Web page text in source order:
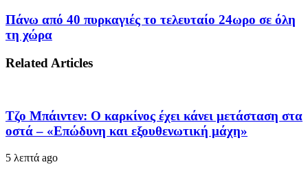
Πάνω από 40 πυρκαγιές το τελευταίο 24ωρο σε όλη
τη χώρα
Related Articles
Τζο Μπάιντεν: Ο καρκίνος έχει κάνει μετάσταση στα
οστά – «Επώδυνη και εξουθενωτική μάχη»
5 λεπτά ago